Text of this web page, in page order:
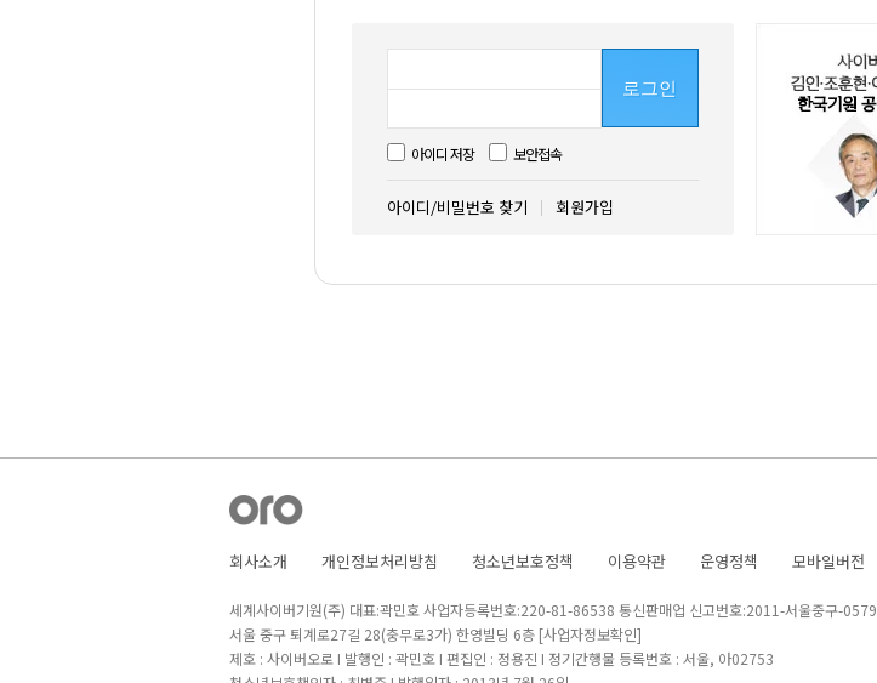
로그인
아이디 저장 보안접속
아이디/비밀번호 찾기 회원가입
회사소개 개인정보처리방침 청소년보호정책 이용약관 운영정책 모바일버전
세계사이버기원(주) 대표:곽민호 사업자등록번호:220-81-86538 통신판매업 신고번호:2011-서울중구-0579
서울 중구 퇴계로27길 28(충무로3가) 한영빌딩 6층 [사업자정보확인]
제호 : 사이버오로 I 발행인 : 곽민호 I 편집인 : 정용진 I 정기간행물 등록번호 : 서울, 아02753